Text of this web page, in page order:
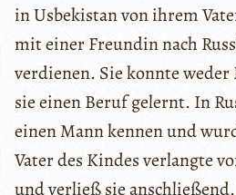
in Usbekistan von ihrem
mit einer Freundin nach
verdienen. Sie konnte weder
sie einen Beruf gelernt. In
einen Mann kennen und
Vater des Kindes verlangte
und verließ sie